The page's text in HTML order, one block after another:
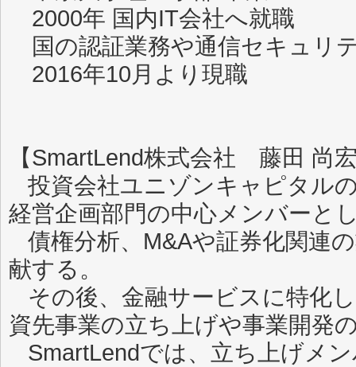
2000年 国内IT会社へ就職
国の認証業務や通信セキュリ
2016年10月より現職
【SmartLend株式会社 藤田 尚
投資会社ユニゾンキャピタル
経営企画部門の中心メンバーと
債権分析、M&Aや証券化関連
献する。
その後、金融サービスに特化
資先事業の立ち上げや事業開発
SmartLendでは、立ち上げメ